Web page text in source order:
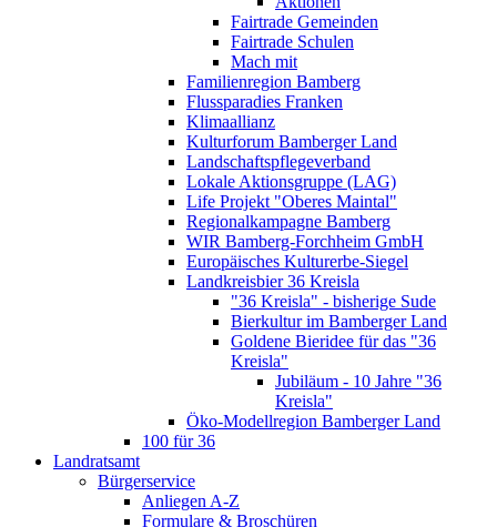
Fairtrade Gemeinden
Fairtrade Schulen
Mach mit
Familienregion Bamberg
Flussparadies Franken
Klimaallianz
Kulturforum Bamberger Land
Landschaftspflegeverband
Lokale Aktionsgruppe (LAG)
Life Projekt "Oberes Maintal"
Regionalkampagne Bamberg
WIR Bamberg-Forchheim GmbH
Europäisches Kulturerbe-Siegel
Landkreisbier 36 Kreisla
"36 Kreisla" - bisherige Sude
Bierkultur im Bamberger Land
Goldene Bieridee für das "36
Kreisla"
Jubiläum - 10 Jahre "36
Kreisla"
Öko-Modellregion Bamberger Land
100 für 36
Landratsamt
Bürgerservice
Anliegen A-Z
Formulare & Broschüren